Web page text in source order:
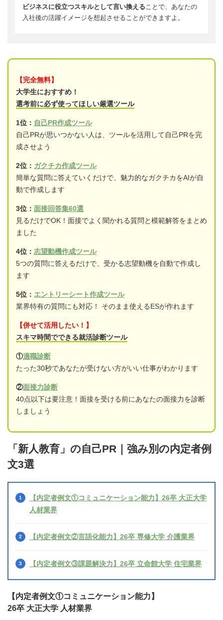
ビジネスに役立つスキルとして言い換える ことで、あなたの
入社後の活躍イメージを想起させることができますよ。
【完全無料】
大学生におすすめ！
選考前に必ず使ってほしい厳選ツール
1位： 自己PR作成ツール
自己PRが思いつかない人は、ツールを活用して自己PRを完
成させよう
2位： ガクチカ作成ツール
簡単な質問に答えていくだけで、魅力的なガクチカをAIが自
動で作成します
3位： 面接回答集60選
見るだけでOK！面接でよく聞かれる質問と模範解答をまとめ
ました
4位： 志望動機作成ツール
5つの質問に答えるだけで、受かる志望動機を自動で作成し
ます
5位： エントリーシート作成ツール
業界特有の質問にも対応！ そのまま使えるESが作れます
【併せて活用したい！】
スキマ時間でできる就活診断ツール
①適職診断
たった30秒であなたが受けない方がいい仕事がわかります
②面接力診断
40点以下は要注意！面接を受ける前にあなたの面接力を診断
しましょう
「新人教育」の自己PR｜強み別の内定者例
文3選
【内定者例文①コミュニケーション能力】26卒 大正大学
人材業界
【内定者例文②言語化能力】26卒 専修大学 介護業界
【内定者例文③課題解決力】26卒 立命館大学 住宅業界
【内定者例文①コミュニケーション能力】
26卒 大正大学 人材業界